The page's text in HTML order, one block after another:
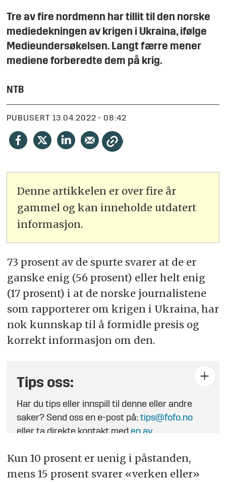
Tre av fire nordmenn har tillit til den norske
mediedekningen av krigen i Ukraina, ifølge
Medieundersøkelsen. Langt færre mener
mediene forberedte dem på krig.
NTB
PUBLISERT 13.04.2022 - 08:42
Denne artikkelen er over fire år
gammel og kan inneholde utdatert
informasjon.
73 prosent av de spurte svarer at de er
ganske enig (56 prosent) eller helt enig
(17 prosent) i at de norske journalistene
som rapporterer om krigen i Ukraina, har
nok kunnskap til å formidle presis og
korrekt informasjon om den.
Tips oss:
Har du tips eller innspill til denne eller andre
saker? Send oss en e-post på:tips@fofo.no
eller ta direkte kontakt med en av
Kun 10 prosent er uenig i påstanden,
mens 15 prosent svarer «verken eller»